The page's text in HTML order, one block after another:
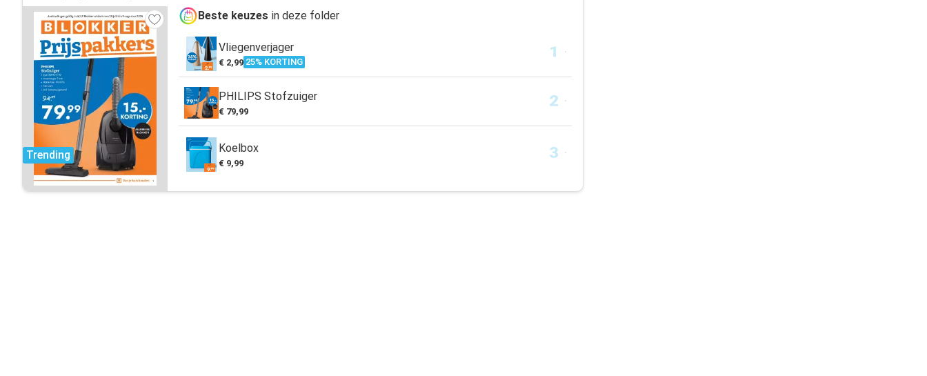
Trending
Beste keuzes in deze folder
Vliegenverjager
€ 2,99 25% KORTING
PHILIPS Stofzuiger
€ 79,99
Koelbox
€ 9,99